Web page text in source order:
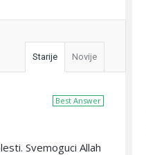
Starije Novije
Best Answer
Svemoguci Allah